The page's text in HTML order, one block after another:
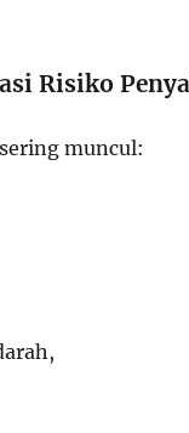
Risiko
muncul: